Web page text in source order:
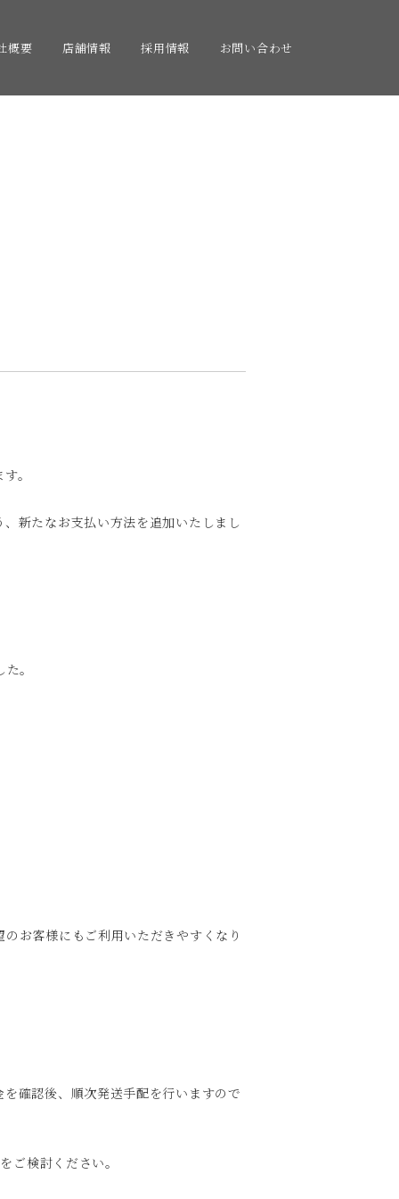
概要 店舗情報 採用情報 お問い合わせ
。
新たなお支払い方法を追加いたしまし
。
お客様にもご利用いただきやすくなり
確認後、順次発送手配を行いますので
ご検討ください。